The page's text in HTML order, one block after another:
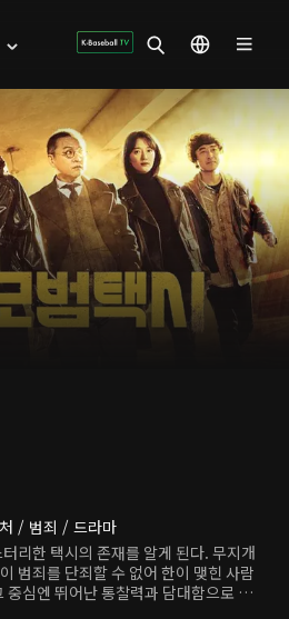
/ 범죄 / 드라마
리한 택시의 존재를 알게 된다. 무지개
범죄를 단죄할 수 없어 한이 맺힌 사람
심엔 뛰어난 통찰력과 담대함으로 작전